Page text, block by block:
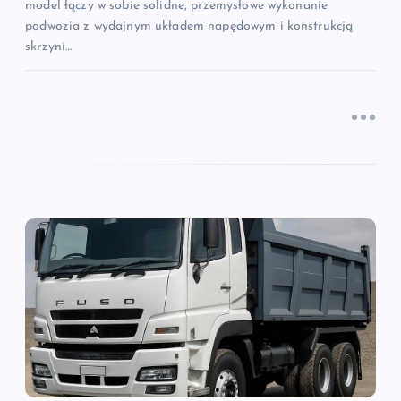
u
model łączy w sobie solidne, przemysłowe wykonanie
podwozia z wydajnym układem napędowym i konstrukcją
skrzyni…